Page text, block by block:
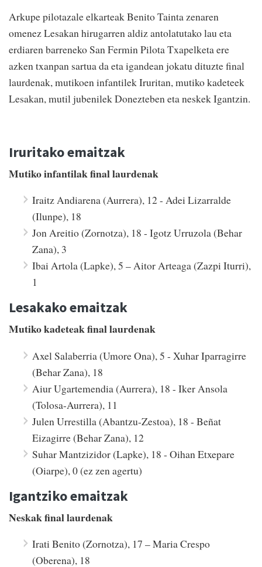
Arkupe pilotazale elkarteak Benito Tainta zenaren
omenez Lesakan hirugarren aldiz antolatutako lau eta
erdiaren barreneko San Fermin Pilota Txapelketa ere
azken txanpan sartua da eta igandean jokatu dituzte final
laurdenak, mutikoen infantilek Iruritan, mutiko kadeteek
Lesakan, mutil jubenilek Donezteben eta neskek Igantzin.
Iruritako emaitzak
Mutiko infantilak final laurdenak
Iraitz Andiarena (Aurrera), 12 - Adei Lizarralde
(Ilunpe), 18
Jon Areitio (Zornotza), 18 - Igotz Urruzola (Behar
Zana), 3
Ibai Artola (Lapke), 5 – Aitor Arteaga (Zazpi Iturri),
1
Lesakako emaitzak
Mutiko kadeteak final laurdenak
Axel Salaberria (Umore Ona), 5 - Xuhar Iparragirre
(Behar Zana), 18
Aiur Ugartemendia (Aurrera), 18 - Iker Ansola
(Tolosa-Aurrera), 11
Julen Urrestilla (Abantzu-Zestoa), 18 - Beñat
Eizagirre (Behar Zana), 12
Suhar Mantzizidor (Lapke), 18 - Oihan Etxepare
(Oiarpe), 0 (ez zen agertu)
Igantziko emaitzak
Neskak final laurdenak
Irati Benito (Zornotza), 17 – Maria Crespo
(Oberena), 18